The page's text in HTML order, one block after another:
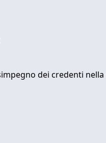
dei credenti nella